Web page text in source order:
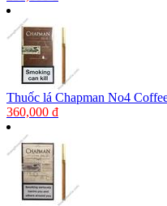
Thuốc lá Chapman No4
360,000 đ